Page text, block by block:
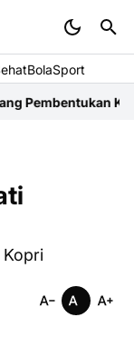
BolaSport
Karakter
Kopri